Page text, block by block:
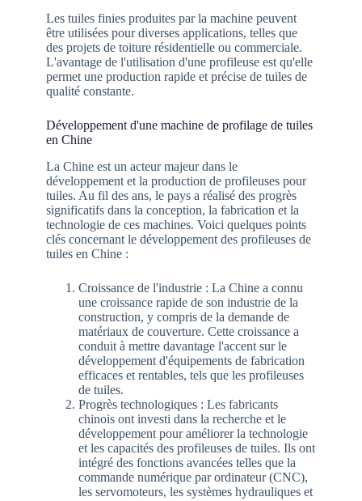
Les tuiles finies produites par la machine peuvent
être utilisées pour diverses applications, telles que
des projets de toiture résidentielle ou commerciale.
L'avantage de l'utilisation d'une profileuse est qu'elle
permet une production rapide et précise de tuiles de
qualité constante.
Développement d'une machine de profilage de tuiles
en Chine
La Chine est un acteur majeur dans le
développement et la production de profileuses pour
tuiles. Au fil des ans, le pays a réalisé des progrès
significatifs dans la conception, la fabrication et la
technologie de ces machines. Voici quelques points
clés concernant le développement des profileuses de
tuiles en Chine :
Croissance de l'industrie : La Chine a connu
une croissance rapide de son industrie de la
construction, y compris de la demande de
matériaux de couverture. Cette croissance a
conduit à mettre davantage l'accent sur le
développement d'équipements de fabrication
efficaces et rentables, tels que les profileuses
de tuiles.
Progrès technologiques : Les fabricants
chinois ont investi dans la recherche et le
développement pour améliorer la technologie
et les capacités des profileuses de tuiles. Ils ont
intégré des fonctions avancées telles que la
commande numérique par ordinateur (CNC),
les servomoteurs, les systèmes hydrauliques et